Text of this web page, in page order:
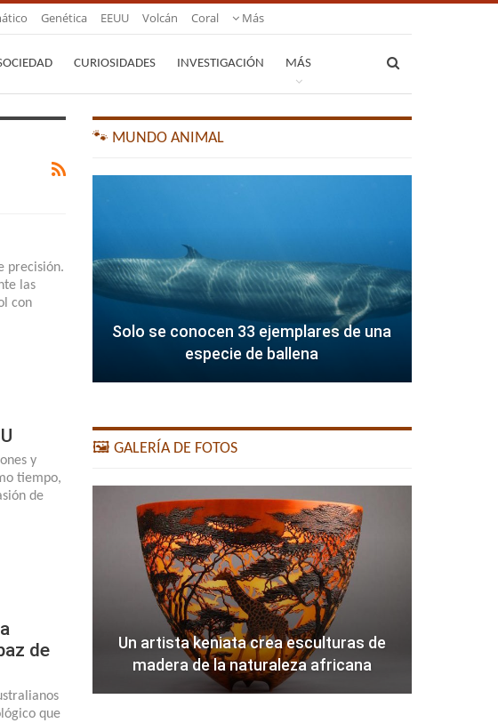
Genética EEUU Volcán Coral Más
CURIOSIDADES INVESTIGACIÓN MÁS
precisión.
las
con
y
tiempo,
de
de
que
🐾 MUNDO ANIMAL
Solo se conocen 33 ejemplares de una
especie de ballena
🖼️ GALERÍA DE FOTOS
Un artista keniata crea esculturas de
madera de la naturaleza africana